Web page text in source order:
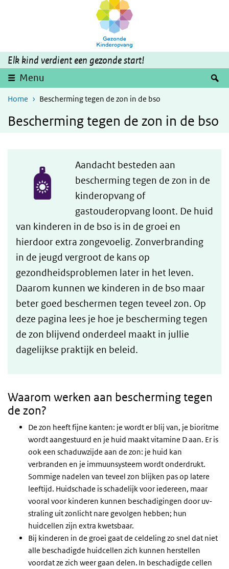
Elk kind verdient een gezonde start!
Menu
Home Bescherming tegen de zon in de bso
Bescherming tegen de zon in de bso
Aandacht besteden aan
bescherming tegen de zon in de
kinderopvang of
gastouderopvang loont. De huid
van kinderen in de bso is in de groei en
hierdoor extra zongevoelig. Zonverbranding
in de jeugd vergroot de kans op
gezondheidsproblemen later in het leven.
Daarom kunnen we kinderen in de bso maar
beter goed beschermen tegen teveel zon. Op
deze pagina lees je hoe je bescherming tegen
de zon blijvend onderdeel maakt in jullie
dagelijkse praktijk en beleid.
Waarom werken aan bescherming tegen
de zon?
De zon heeft fijne kanten: je wordt er blij van, je bioritme
wordt aangestuurd en je huid maakt vitamine D aan. Er is
ook een schaduwzijde aan de zon: je huid kan
verbranden en je immuunsysteem wordt onderdrukt.
Sommige nadelen van teveel zon blijken pas op latere
leeftijd. Huidschade is schadelijk voor iedereen, maar
vooral voor kinderen kunnen beschadigingen door uv-
straling uit zonlicht nare gevolgen hebben; hun
huidcellen zijn extra kwetsbaar.
Bij kinderen in de groei gaat de celdeling zo snel dat niet
alle beschadigde huidcellen zich kunnen herstellen
voordat ze zich weer gaan delen. In beschadigde cellen